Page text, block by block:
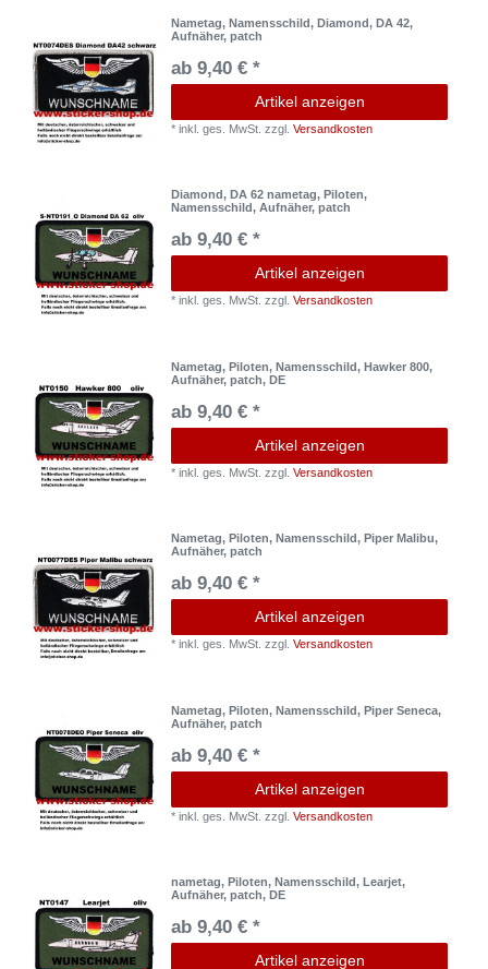
Nametag, Namensschild, Diamond, DA 42,
Aufnäher, patch
ab 9,40 € *
Artikel anzeigen
*inkl. ges. MwSt. zzgl.Versandkosten
Diamond, DA 62 nametag, Piloten,
Namensschild, Aufnäher, patch
ab 9,40 € *
Artikel anzeigen
*inkl. ges. MwSt. zzgl.Versandkosten
Nametag, Piloten, Namensschild, Hawker 800,
Aufnäher, patch, DE
ab 9,40 € *
Artikel anzeigen
*inkl. ges. MwSt. zzgl.Versandkosten
Nametag, Piloten, Namensschild, Piper Malibu,
Aufnäher, patch
ab 9,40 € *
Artikel anzeigen
*inkl. ges. MwSt. zzgl.Versandkosten
Nametag, Piloten, Namensschild, Piper Seneca,
Aufnäher, patch
ab 9,40 € *
Artikel anzeigen
*inkl. ges. MwSt. zzgl.Versandkosten
nametag, Piloten, Namensschild, Learjet,
Aufnäher, patch, DE
ab 9,40 € *
Artikel anzeigen